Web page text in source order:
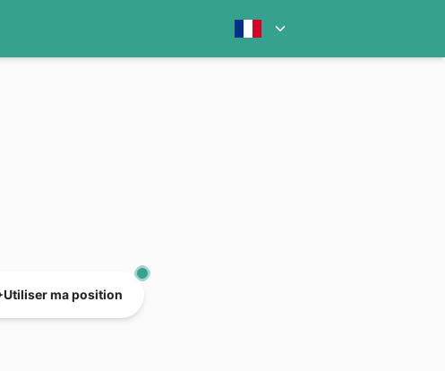
Utiliser ma position